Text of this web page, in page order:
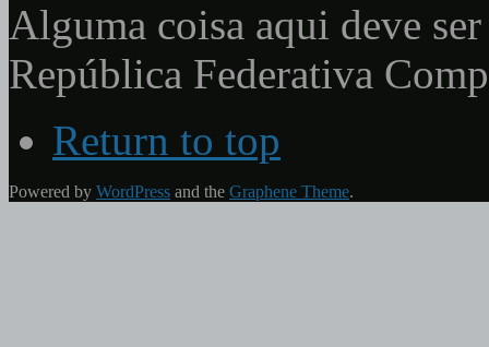
Alguma coisa aqui deve
República Federativa
Return to top
Powered by WordPress and the Graphene Theme.